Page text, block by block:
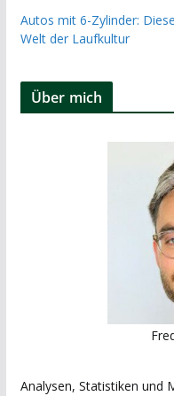
Autos mit 6-Zylinder:
Welt der Laufkultur
Über mich
Analysen, Statistiken und